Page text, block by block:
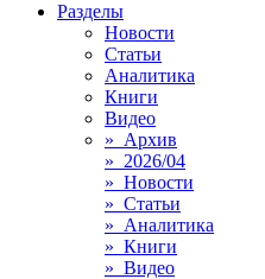
Разделы
Новости
Статьи
Аналитика
Книги
Видео
» Архив
» 2026/04
» Новости
» Статьи
» Аналитика
» Книги
» Видео